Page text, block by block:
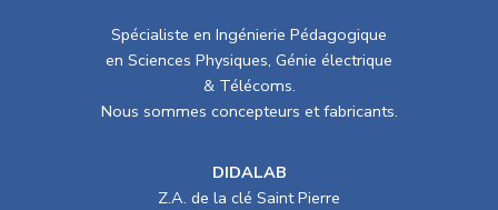
Spécialiste en Ingénierie Pédagogique
en Sciences Physiques, Génie électrique
& Télécoms.
Nous sommes concepteurs et fabricants.
DIDALAB
Z.A. de la clé Saint Pierre